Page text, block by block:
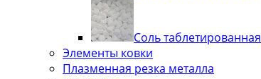
Соль таблетированная
Элементы ковки
Плазменная резка металла